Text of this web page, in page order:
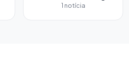
1 notícia